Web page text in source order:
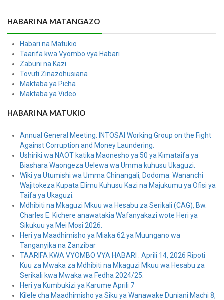
HABARI NA MATANGAZO
Habari na Matukio
Taarifa kwa Vyombo vya Habari
Zabuni na Kazi
Tovuti Zinazohusiana
Maktaba ya Picha
Maktaba ya Video
HABARI NA MATUKIO
Annual General Meeting: INTOSAI Working Group on the Fight
Against Corruption and Money Laundering.
Ushiriki wa NAOT katika Maonesho ya 50 ya Kimataifa ya
Biashara Waongeza Uelewa wa Umma kuhusu Ukaguzi.
Wiki ya Utumishi wa Umma Chinangali, Dodoma: Wananchi
Wajitokeza Kupata Elimu Kuhusu Kazi na Majukumu ya Ofisi ya
Taifa ya Ukaguzi.
Mdhibiti na Mkaguzi Mkuu wa Hesabu za Serikali (CAG), Bw.
Charles E. Kichere anawatakia Wafanyakazi wote Heri ya
Sikukuu ya Mei Mosi 2026.
Heri ya Maadhimisho ya Miaka 62 ya Muungano wa
Tanganyika na Zanzibar
TAARIFA KWA VYOMBO VYA HABARI : Aprili 14, 2026 Ripoti
Kuu za Mwaka za Mdhibiti na Mkaguzi Mkuu wa Hesabu za
Serikali kwa Mwaka wa Fedha 2024/25.
Heri ya Kumbukizi ya Karume Aprili 7
Kilele cha Maadhimisho ya Siku ya Wanawake Duniani Machi 8,